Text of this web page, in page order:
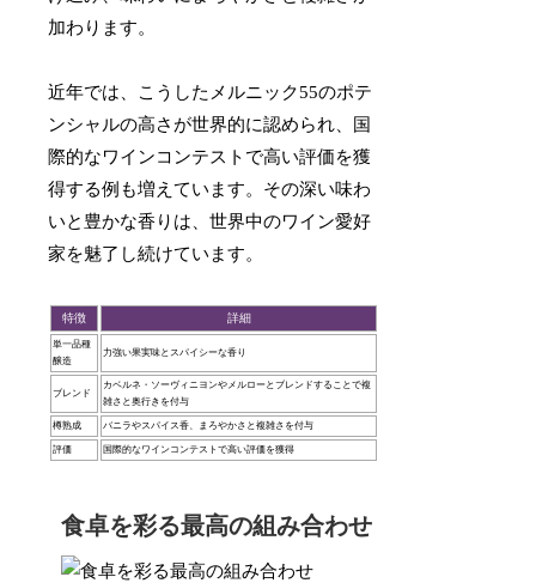
加わります。
近年では、こうしたメルニック55のポテ
ンシャルの高さが世界的に認められ、国
際的なワインコンテストで高い評価を獲
得する例も増えています。その深い味わ
いと豊かな香りは、世界中のワイン愛好
家を魅了し続けています。
特徴 詳細
単一品種
醸造
力強い果実味とスパイシーな香り
ブレンド
カベルネ・ソーヴィニヨンやメルローとブレンドすることで複
雑さと奥行きを付与
樽熟成 バニラやスパイス香、まろやかさと複雑さを付与
評価 国際的なワインコンテストで高い評価を獲得
食卓を彩る最高の組み合わせ